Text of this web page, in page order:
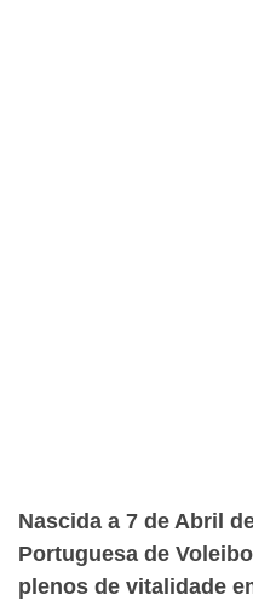
Nascida a 7 de Abril
Portuguesa de
plenos de vitalidade